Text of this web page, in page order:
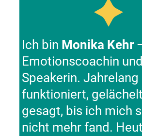
Ich bin Monika Kehr
Emotionscoachin und
Speakerin. Jahrelang
funktioniert, gelächelt
gesagt, bis ich mich
nicht mehr fand.